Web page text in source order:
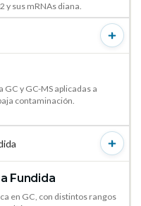
y sus mRNAs diana.
y GC-MS aplicadas a
contaminación.
VER PRODUCTO →
Fundida
en GC, con distintos rangos